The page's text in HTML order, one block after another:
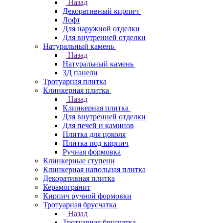
Назад
Декоративный кирпич
Лофт
Для наружной отделки
Для внутренней отделки
Натуральный камень
Назад
Натуральный камень
3Д панели
Тротуарная плитка
Клинкерная плитка
Назад
Клинкерная плитка
Для внутренней отделки
Для печей и каминов
Плитка для цоколя
Плитка под кирпич
Ручная формовка
Клинкерные ступени
Клинкерная напольная плитка
Декоративная плитка
Керамогранит
Кирпич ручной формовки
Тротуарная брусчатка
Назад